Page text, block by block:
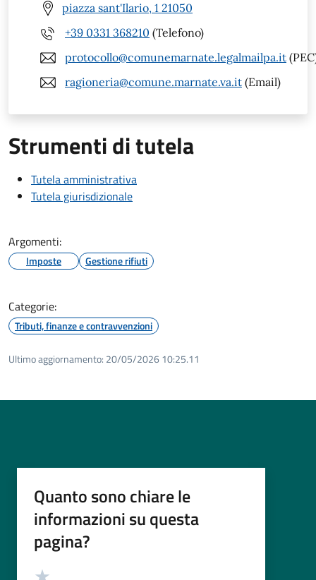
piazza sant'Ilario, 1 21050
+39 0331 368210 (Telefono)
protocollo@comunemarnate.legalmailpa.it
ragioneria@comune.marnate.va.it (Email)
Strumenti di tutela
Tutela amministrativa
Tutela giurisdizionale
Argomenti:
Imposte Gestione rifiuti
Categorie:
Tributi, finanze e contravvenzioni
Ultimo aggiornamento: 20/05/2026 10:25.11
Quanto sono chiare le
informazioni su questa
pagina?
Valutazione